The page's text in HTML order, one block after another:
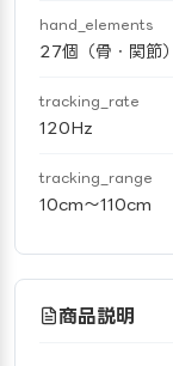
hand_elements
27個（骨・関節）
tracking_rate
120Hz
tracking_range
10cm〜110cm
商品説明